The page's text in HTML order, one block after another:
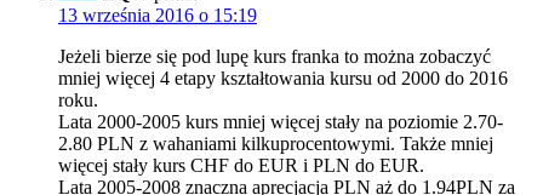
13 września 2016 o 15:19
Jeżeli bierze się pod lupę kurs franka to można zobaczyć
mniej więcej 4 etapy kształtowania kursu od 2000 do 2016
roku.
Lata 2000-2005 kurs mniej więcej stały na poziomie 2.70-
2.80 PLN z wahaniami kilkuprocentowymi. Także mniej
więcej stały kurs CHF do EUR i PLN do EUR.
Lata 2005-2008 znaczna aprecjacja PLN aż do 1.94PLN za